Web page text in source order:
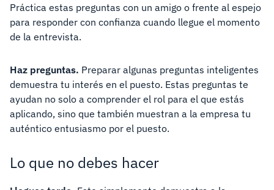
Práctica estas preguntas con un amigo o frente al espejo
para responder con confianza cuando llegue el momento
de la entrevista.
Haz preguntas. Preparar algunas preguntas inteligentes
demuestra tu interés en el puesto. Estas preguntas te
ayudan no solo a comprender el rol para el que estás
aplicando, sino que también muestran a la empresa tu
auténtico entusiasmo por el puesto.
Lo que no debes hacer